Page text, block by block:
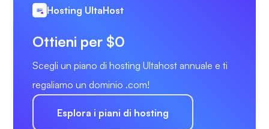
Hosting UltaHost
Ottieni per $0
Scegli un piano di hosting Ultahost annuale e ti
regaliamo un dominio .com!
Esplora i piani di hosting